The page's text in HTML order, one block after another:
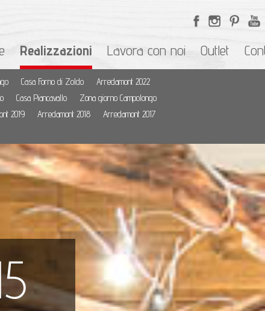
Realizzazioni Lavora con noi Outlet
Casa Forno di Zoldo
Arredamont 2022
Casa Piancavallo
Zona giorno Campolongo
2019 Arredamont 2018
Arredamont 2017